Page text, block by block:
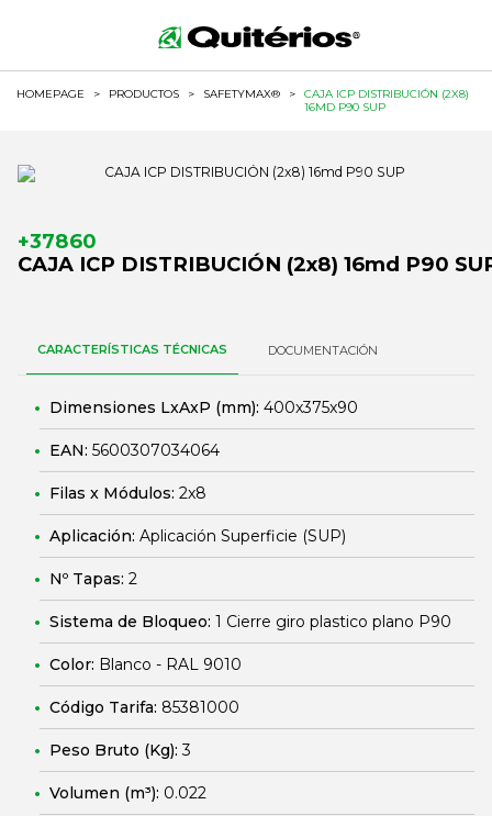
HOMEPAGE > PRODUCTOS > SAFETYMAX® >
CAJA ICP DISTRIBUCIÓN (2X8)
16MD P90 SUP
+37860
CAJA ICP DISTRIBUCIÓN (2x8) 16md P90
CARACTERÍSTICAS TÉCNICAS DOCUMENTACIÓN
Dimensiones LxAxP (mm): 400x375x90
EAN: 5600307034064
Filas x Módulos: 2x8
Aplicación: Aplicación Superficie (SUP)
Nº Tapas: 2
Sistema de Bloqueo: 1 Cierre giro plastico plano P90
Color: Blanco - RAL 9010
Código Tarifa: 85381000
Peso Bruto (Kg):3
Volumen (m³): 0.022